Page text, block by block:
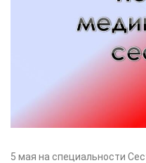
5 мая на специальности